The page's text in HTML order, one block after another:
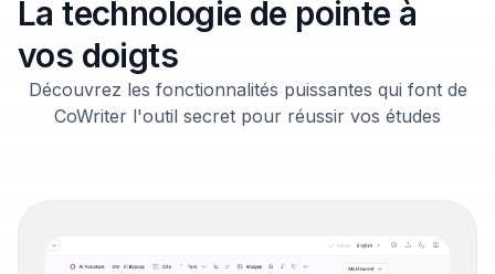
La technologie de pointe à
vos doigts
Découvrez les fonctionnalités puissantes qui font de
CoWriter l'outil secret pour réussir vos études